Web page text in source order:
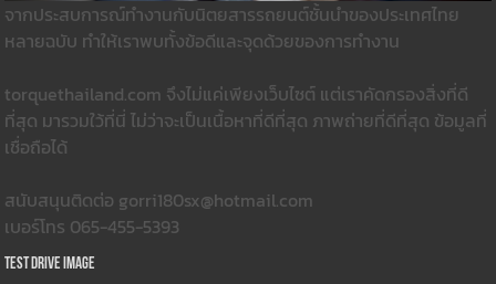
จากประสบการณ์ทำงานกับนิตยสารรถยนต์ชั้นนำของประเทศไทย
หลายฉบับ ทำให้เราพบทั้งข้อดีและจุดด้วยของการทำงาน
torquethailand.com จึงไม่แค่เพียงเว็บไซต์ แต่เราคัดกรองสิ่งที่ดี
ที่สุด มารวมใว้ที่นี่ ไม่ว่าจะเป็นเนื้อหาที่ดีที่สุด ภาพถ่ายที่ดีที่สุด ข้อมูลที่
เชื่อถือได้
สนับสนุนติดต่อ gorri180sx@hotmail.com
เบอร์โทร 065-455-5393
Test Drive Image